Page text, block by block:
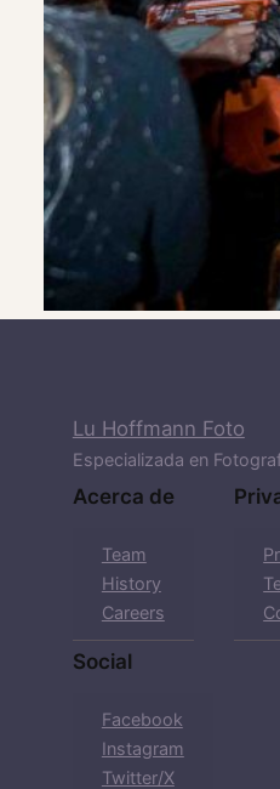
Lu Hoffmann Foto
Especializada en
Acerca de
Team
History
Careers
Social
Facebook
Instagram
Twitter/X